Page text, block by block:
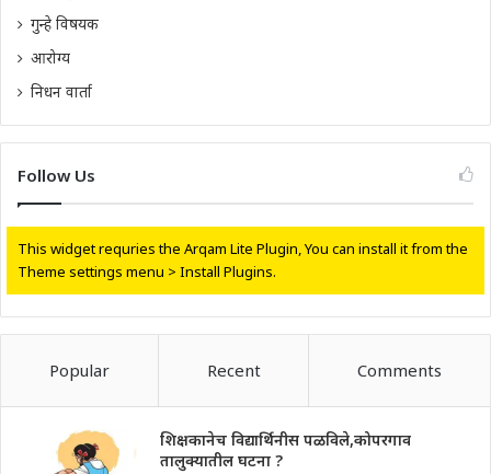
गुन्हे विषयक
आरोग्य
निधन वार्ता
Follow Us
This widget requries the Arqam Lite Plugin, You can install it from the
Theme settings menu > Install Plugins.
Popular Recent Comments
शिक्षकानेच विद्यार्थिनीस पळविले,कोपरगाव
तालुक्यातील घटना ?